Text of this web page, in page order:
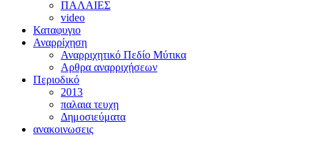
ΠΑΛΑΙΕΣ
video
Καταφυγιο
Αναρρίχηση
Αναρριχητικό Πεδίο Μύτικα
Αρθρα αναρριχήσεων
Περιοδικό
2013
παλαια τευχη
Δημοσιεύματα
ανακοινωσεις